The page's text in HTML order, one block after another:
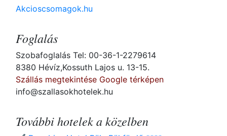
Akcioscsomagok.hu
Foglalás
Szobafoglalás Tel: 00-36-1-2279614
8380 Hévíz,Kossuth Lajos u. 13-15.
Szállás megtekintése Google térképen
info@szallasokhotelek.hu
További hotelek a közelben